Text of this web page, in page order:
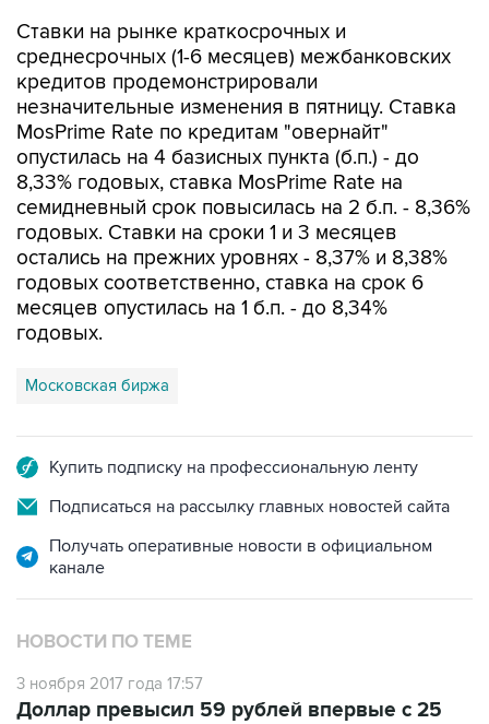
Ставки на рынке краткосрочных и
среднесрочных (1-6 месяцев) межбанковских
кредитов продемонстрировали
незначительные изменения в пятницу. Ставка
MosPrime Rate по кредитам "овернайт"
опустилась на 4 базисных пункта (б.п.) - до
8,33% годовых, ставка MosPrime Rate на
семидневный срок повысилась на 2 б.п. - 8,36%
годовых. Ставки на сроки 1 и 3 месяцев
остались на прежних уровнях - 8,37% и 8,38%
годовых соответственно, ставка на срок 6
месяцев опустилась на 1 б.п. - до 8,34%
годовых.
Московская биржа
Купить подписку на профессиональную ленту
Подписаться на рассылку главных новостей сайта
Получать оперативные новости в официальном
канале
НОВОСТИ ПО ТЕМЕ
3 ноября 2017 года 17:57
Доллар превысил 59 рублей впервые с 25